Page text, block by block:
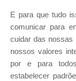
E para que tudo
comunicar para
cuidar das nossas
nossos valores
por e para
estabelecer